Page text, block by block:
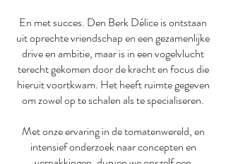
En met succes. Den Berk Délice is ontstaan
uit oprechte vriendschap en een gezamenlijke
drive en ambitie, maar is in een vogelvlucht
terecht gekomen door de kracht en focus die
hieruit voortkwam. Het heeft ruimte gegeven
om zowel op te schalen als te specialiseren.
Met onze ervaring in de tomatenwereld, en
intensief onderzoek naar concepten en